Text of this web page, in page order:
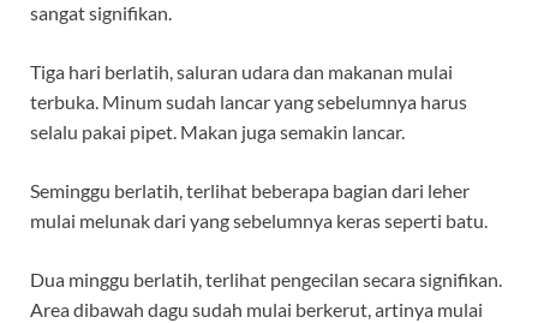
sangat signifikan.
Tiga hari berlatih, saluran udara dan makanan mulai
terbuka. Minum sudah lancar yang sebelumnya harus
selalu pakai pipet. Makan juga semakin lancar.
Seminggu berlatih, terlihat beberapa bagian dari leher
mulai melunak dari yang sebelumnya keras seperti batu.
Dua minggu berlatih, terlihat pengecilan secara signifikan.
Area dibawah dagu sudah mulai berkerut, artinya mulai